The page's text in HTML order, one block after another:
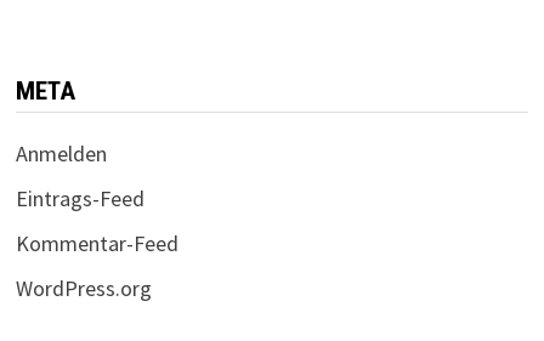
META
Anmelden
Eintrags-Feed
Kommentar-Feed
WordPress.org